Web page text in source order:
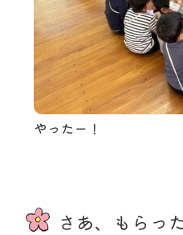
やったー！
さあ、もらっ